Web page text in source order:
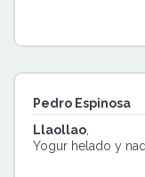
Pedro Espinosa
Llaollao
Yogur helado y